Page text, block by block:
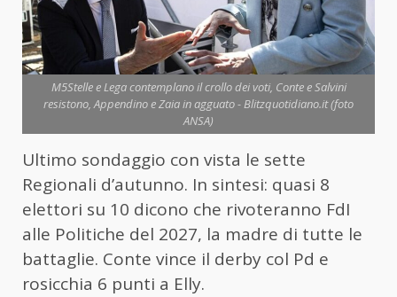
M5Stelle e Lega contemplano il crollo dei voti, Conte e Salvini
resistono, Appendino e Zaia in agguato - Blitzquotidiano.it (foto
ANSA)
Ultimo sondaggio con vista le sette
Regionali d’autunno. In sintesi: quasi 8
elettori su 10 dicono che rivoteranno FdI
alle Politiche del 2027, la madre di tutte le
battaglie. Conte vince il derby col Pd e
rosicchia 6 punti a Elly.